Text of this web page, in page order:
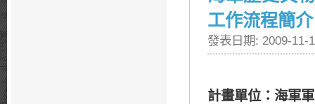
工作流程簡介
發表日期: 2009-11-
計畫單位 ： 海軍